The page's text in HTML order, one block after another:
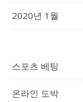
2020년 1월
스포츠 베팅
온라인 도박